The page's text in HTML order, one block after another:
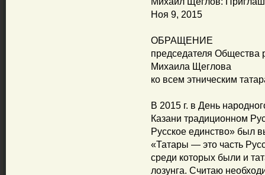
Ноя 9, 2015
ОБРАЩЕНИЕ
председателя Общества
Михаила Щеглова
ко всем этническим
В 2015 г. в День
Казани традиционном
Русское единство» был
«Татары — это часть
среди которых были и
лозунга. Считаю